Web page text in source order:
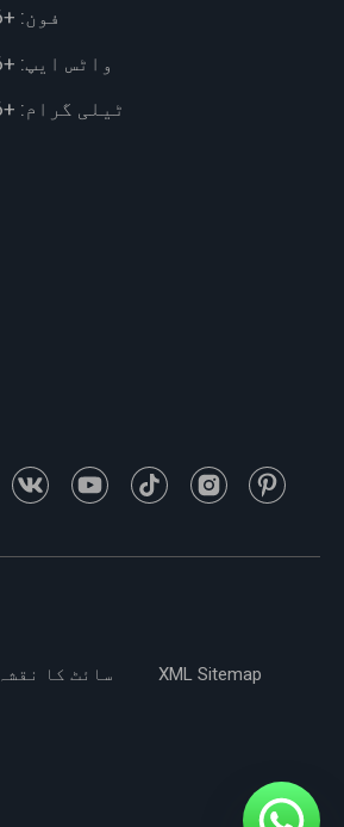
فون: +86 191 3738 6654
واٹس ایپ: +86 191 3738 6654
ٹیلی گرام: +86 191 3738 6654
سائٹ کا نقشہ XML Sitemap